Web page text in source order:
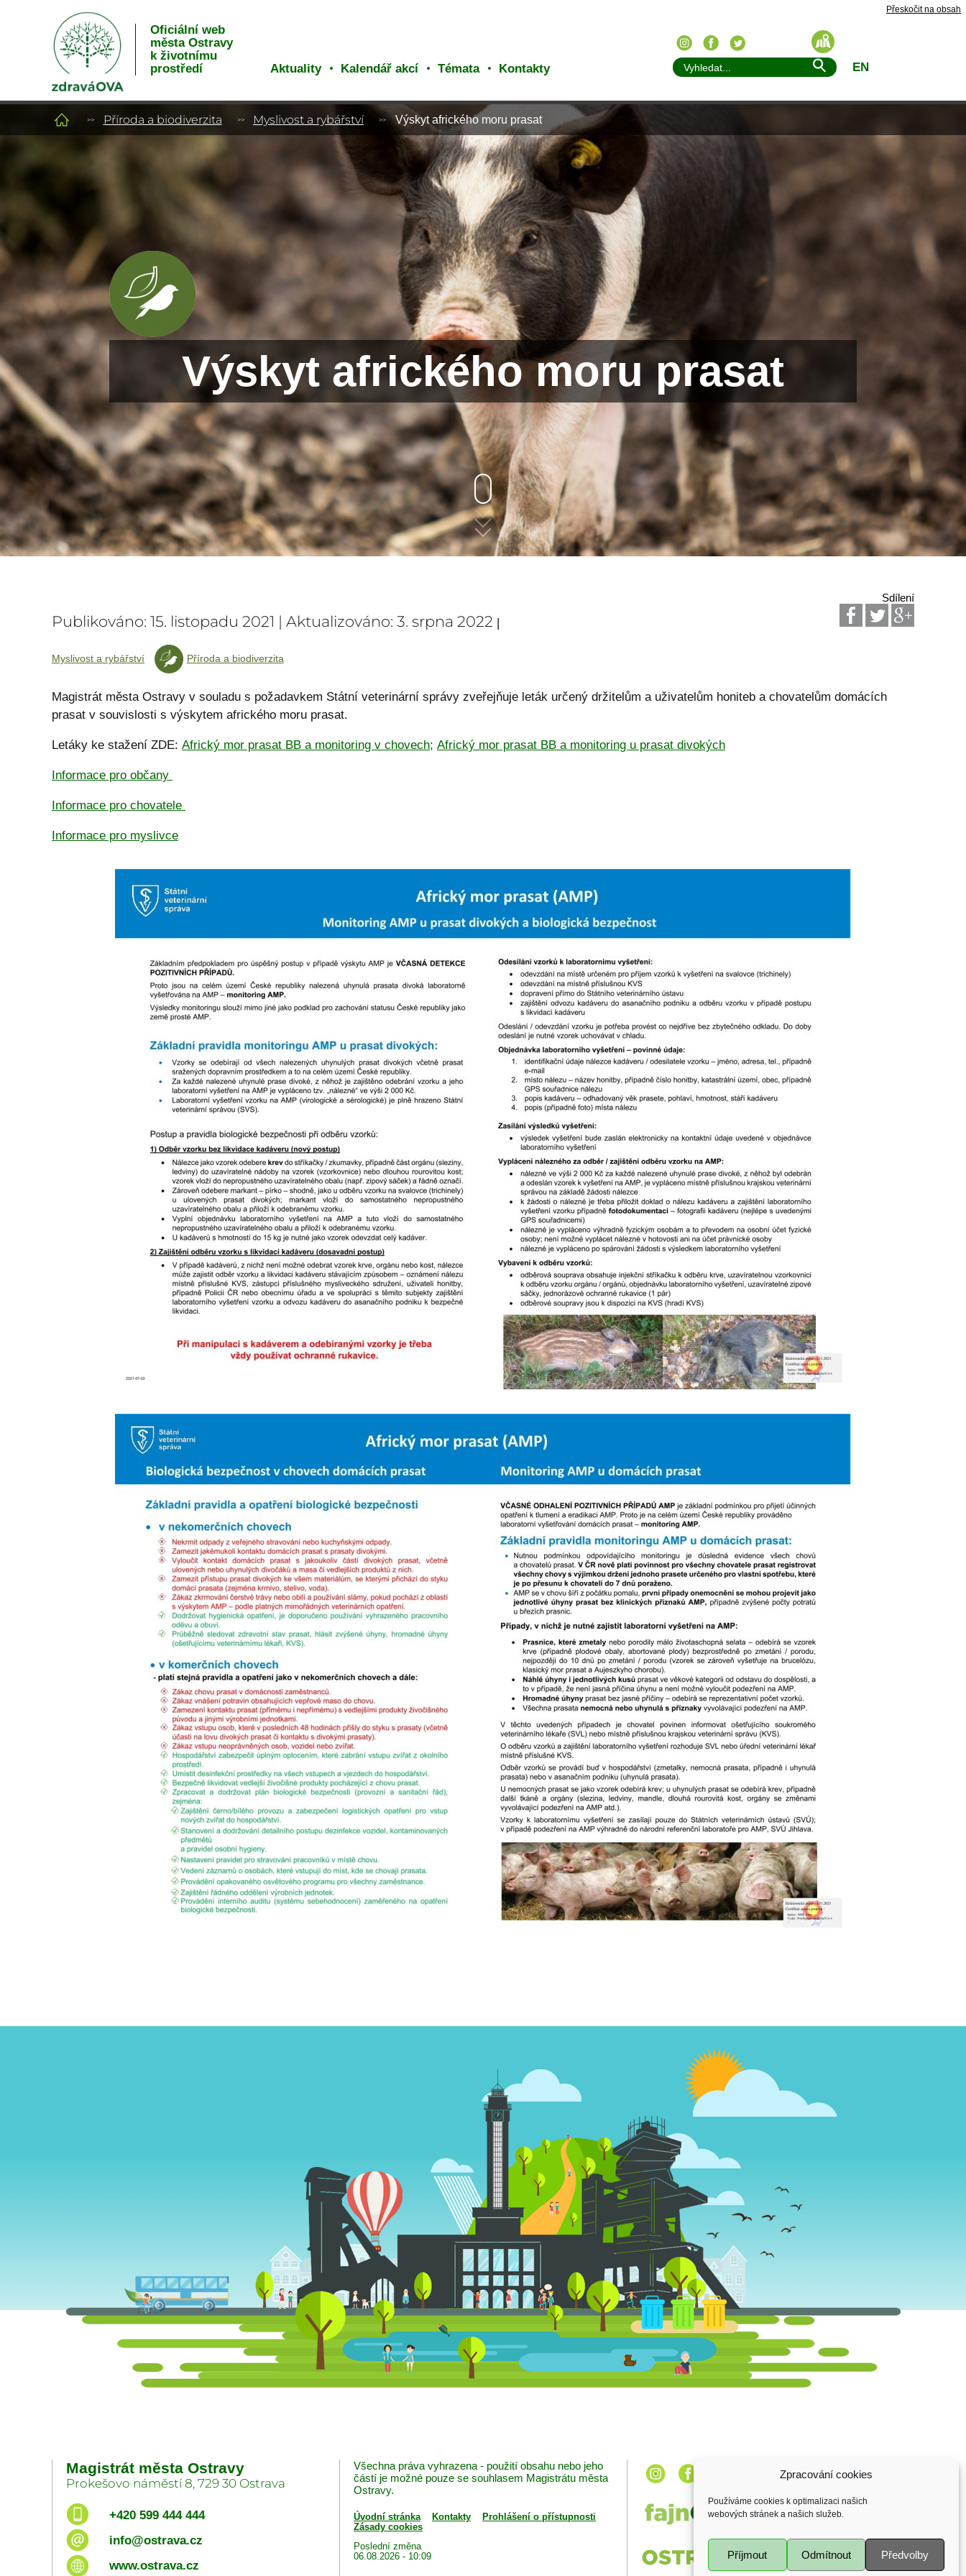
Zpracování cookies
Používáme cookies k optimalizaci našich
webových stránek a našich služeb.
Příjmout Odmítnout Předvolby
Přeskočit na obsah
Oficiální web
města Ostravy
k životnímu
prostředí
Aktuality Kalendář akcí Témata Kontakty EN
Příroda a biodiverzita Myslivost a rybářství Výskyt afrického moru prasat
Výskyt afrického moru prasat
Sdílení
Publikováno: 15. listopadu 2021 | Aktualizováno: 3. srpna 2022 |
Myslivost a rybářství Příroda a biodiverzita
Magistrát města Ostravy v souladu s požadavkem Státní veterinární správy zveřejňuje leták určený držitelům a uživatelům honiteb a chovatelům domácích
prasat v souvislosti s výskytem afrického moru prasat.
Letáky ke stažení ZDE: Africký mor prasat BB a monitoring v chovech; Africký mor prasat BB a monitoring u prasat divokých
Informace pro občany
Informace pro chovatele
Informace pro myslivce
Magistrát města Ostravy
Prokešovo náměstí 8, 729 30 Ostrava
+420 599 444 444
info@ostrava.cz
www.ostrava.cz
Všechna práva vyhrazena - použití obsahu nebo jeho
částí je možné pouze se souhlasem Magistrátu města
Ostravy.
Úvodní stránka Kontakty
Prohlášení o přístupnosti
Zásady cookies
Poslední změna
06.08.2026 - 10:09